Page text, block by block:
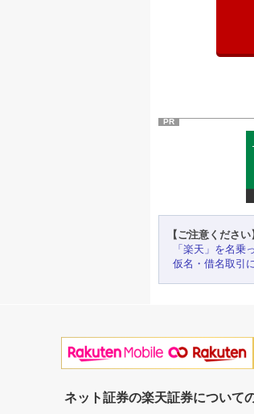
PR
【ご注意ください
「楽天」を名乗
仮名・借名取引
ネット証券の楽天証券について